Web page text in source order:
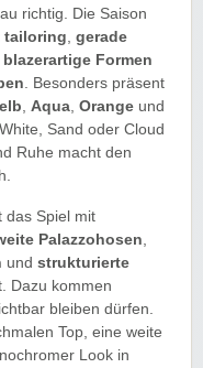
richtig. Die Saison
tailoring
gerade
blazerartige Formen
. Besonders präsent
Aqua Orange und
Sand oder Cloud
Ruhe macht den
das Spiel mit
Palazzohosen
und strukturierte
Dazu kommen
bleiben dürfen.
Top, eine weite
Look in